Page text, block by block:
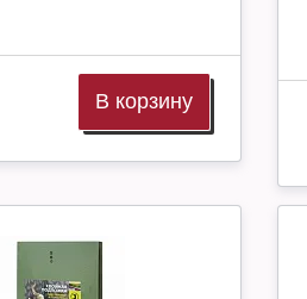
В корзину